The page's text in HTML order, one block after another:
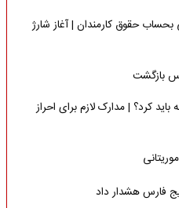
با واریزی 4 میلیونی بحساب حقوق کارمندان | آغاز شارژ
بازگشت
کرد؟ | مدارک لازم برای احراز
فارس هشدار داد